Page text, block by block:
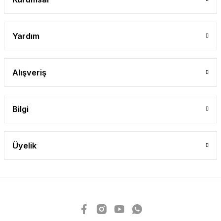
Yardım
Alışveriş
Bilgi
Üyelik